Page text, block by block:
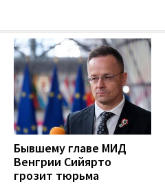
Бывшему главе МИД
Венгрии Сийярто
грозит тюрьма